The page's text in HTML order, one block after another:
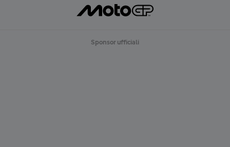
Sponsor ufficiali